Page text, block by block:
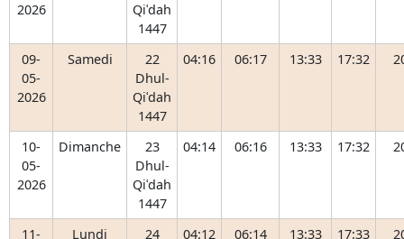
2026
Qiʿdah
1447
09-
05-
2026
Samedi
22
Dhul-
Qiʿdah
1447
04:16 06:17 13:33 17:32
10-
05-
2026
Dimanche
23
Dhul-
Qiʿdah
1447
04:14 06:16 13:33 17:32
11-
Lundi
24
04:12 06:14 13:33 17:33